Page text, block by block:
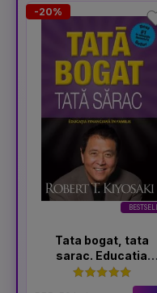
-20%
Tata bogat, tata
sarac. Educatia
financiara in familie
- Editia a V-a